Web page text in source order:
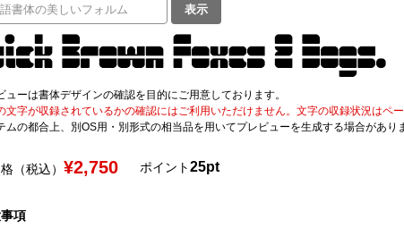
表示
ューは書体デザインの確認を目的にご用意しております。
文字が収録されているかの確認にはご利用いただけません。文字の収録状況はペ
の都合上、別OS用・別形式の相当品を用いてプレビューを生成する場合があり
（税込） ¥2,750 ポイント25pt
項